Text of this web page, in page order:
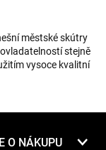
městské skútry
stejně
vysoce kvalitní
O NÁKUPU